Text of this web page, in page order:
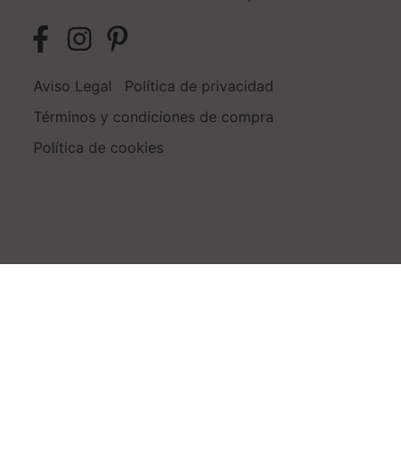
Aviso Legal
Política de privacidad
Términos y condiciones de compra
Política de cookies